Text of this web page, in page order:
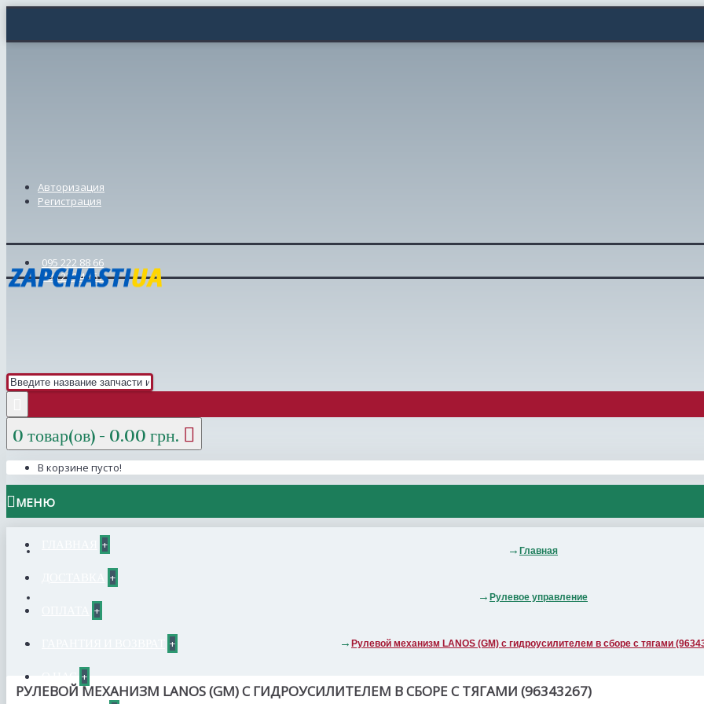
Авторизация
Регистрация
095 222 88 66
098 239 46 57
0 товар(ов) - 0.00 грн.
В корзине пусто!
МЕНЮ
+
+
+
+
+
Главная
Рулевое управление
Рулевой механизм LANOS (GM) с гидроусилителем в сборе с тягами
РУЛЕВОЙ МЕХАНИЗМ LANOS (GM) С ГИДРОУСИЛИТЕЛЕМ В СБОРЕ С ТЯГАМИ (96343267)